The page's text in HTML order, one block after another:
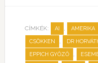
CÍMKÉK: AI , AMERIKA
CSÖKKEN , DR
EPPICH GYŐZŐ ,